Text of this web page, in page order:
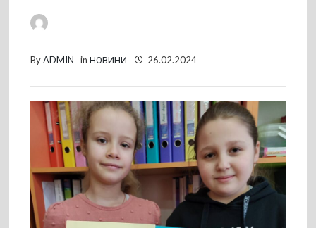
ByADMIN inНОВИНИ 26.02.2024